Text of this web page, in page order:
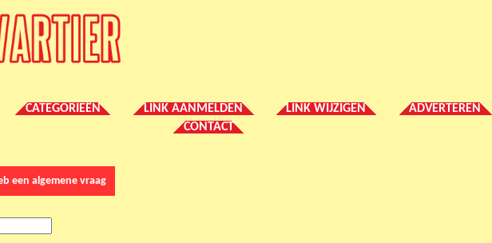
CATEGORIEËN LINK AANMELDEN LINK WIJZIGEN ADVERTEREN
CONTACT
een algemene vraag